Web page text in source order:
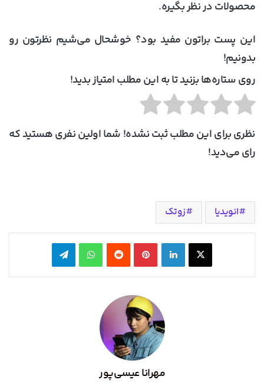
محصولات در نظر بگیره.
این پست براتون مفید بود؟ خوشحال می‌شیم نظرتون رو
بدونیم!
روی ستاره‌ها بزنید تا به این مطلب امتیاز بدید!
نظری برای این مطلب ثبت نشده! شما اولین نفری هستید که
رای می‌دید!
انویدیا زوتک
X لینکدین ‫پین‌ترست‫رددیت واتس آپ تلگرام
مهرانا عیسی‌پور